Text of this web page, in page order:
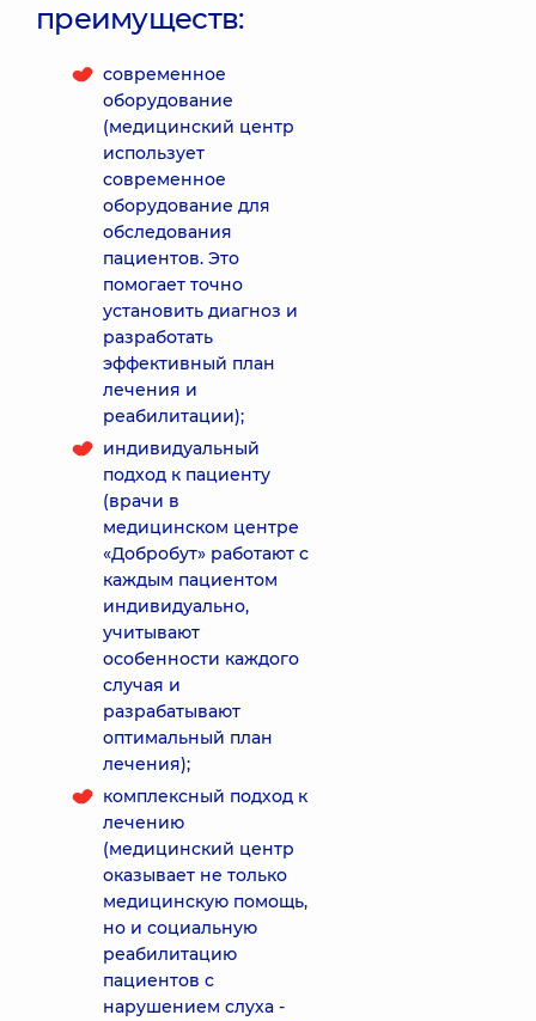
преимуществ:
современное
оборудование
(медицинский центр
использует
современное
оборудование для
обследования
пациентов. Это
помогает точно
установить диагноз и
разработать
эффективный план
лечения и
реабилитации);
индивидуальный
подход к пациенту
(врачи в
медицинском центре
«Добробут» работают с
каждым пациентом
индивидуально,
учитывают
особенности каждого
случая и
разрабатывают
оптимальный план
лечения);
комплексный подход к
лечению
(медицинский центр
оказывает не только
медицинскую помощь,
но и социальную
реабилитацию
пациентов с
нарушением слуха -